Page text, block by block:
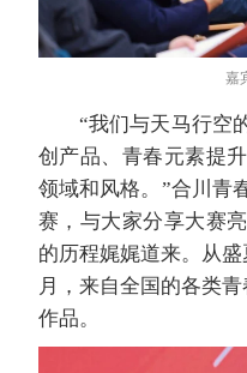
嘉
“我们与天马行空
创产品、青春元素提
领域和风格。”合川青
赛，与大家分享大赛
的历程娓娓道来。从
月，来自全国的各类
作品。